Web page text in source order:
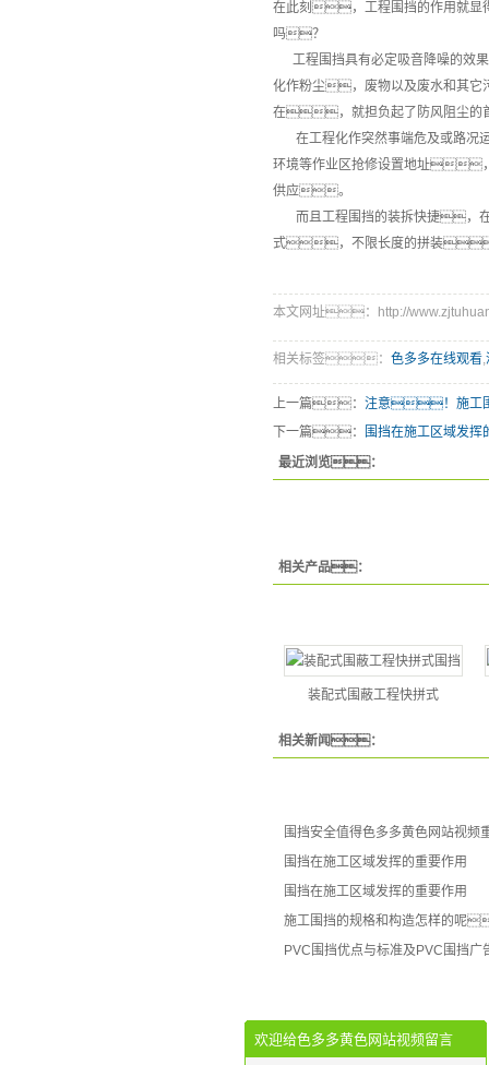
在此刻，工程围挡的作用就显
吗？
工程围挡具有必定吸音降噪的效
化作粉尘，废物以及废水和其
在，就担负起了防风阻尘
在工程化作突然事端危及或路况
环境等作业区抢修设置地址
供应。
而且工程围挡的装拆快捷，
式，不限长度的拼装
本文网址：http://
相关标签： 色多多在线观看,
上一篇： 注意！施工
下一篇： 围挡在施工区域发挥
最近浏览：
相关产品：
装配式围蔽工程快拼式
相关新闻：
围挡安全值得色多多黄色网站视频
围挡在施工区域发挥的重要作用
围挡在施工区域发挥的重要作用
施工围挡的规格和构造怎样的呢
PVC围挡优点与标准及PVC围挡广
欢迎给色多多黄色网站视频留言